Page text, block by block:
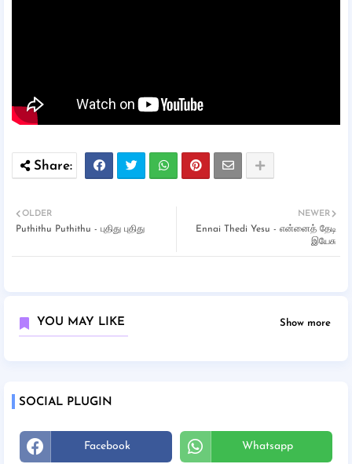
NEWER
Ennai Thedi Yesu - என்னைத் தேடி
இயேசு
OLDER
Puthithu Puthithu - புதிது புதிது
YOU MAY LIKE Show more
SOCIAL PLUGIN
Facebook Whatsapp